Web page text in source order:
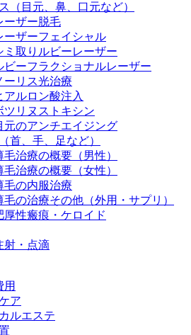
（目元、鼻、口元など）
ーザー脱毛
ーザーフェイシャル
ミ取りルビーレーザー
ビーフラクショナルレーザー
ーリス光治療
アルロン酸注入
ツリヌストキシン
元のアンチエイジング
首、手、足など）
毛治療の概要（男性）
毛治療の概要（女性）
毛の内服治療
毛の治療その他（外用・サプリ）
厚性瘢痕・ケロイド
射・点滴
用
ア
ルエステ